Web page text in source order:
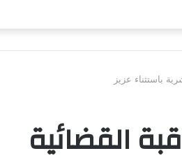
باستثناء عزيز
القضائية